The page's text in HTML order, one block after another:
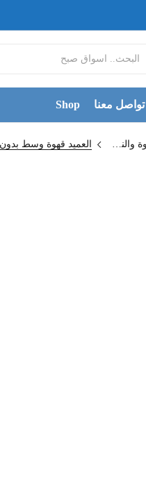
تواصل معنا Shop
القهوة والنسكافية